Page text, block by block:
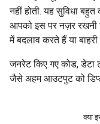
नहीं होती. यह सुविधा
आपको इस पर नज़र रखनी
में बदलाव करते हैं या
जनरेट किए गए कोड, डेटा
जैसे अहम आउटपुट को
क्या